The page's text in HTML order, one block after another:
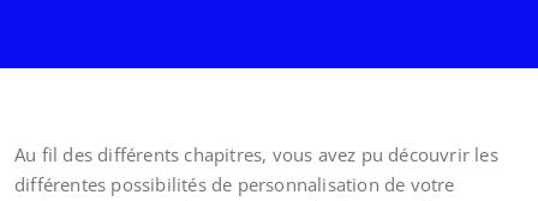
Au fil des différents chapitres, vous avez pu découvrir les
différentes possibilités de personnalisation de votre